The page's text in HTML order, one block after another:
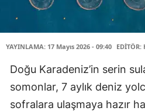
YAYINLAMA: 17 Mayıs 2026 - 09:40 EDİTÖR:
Doğu Karadeniz’in serin
somonlar, 7 aylık deniz
sofralara ulaşmaya hazır